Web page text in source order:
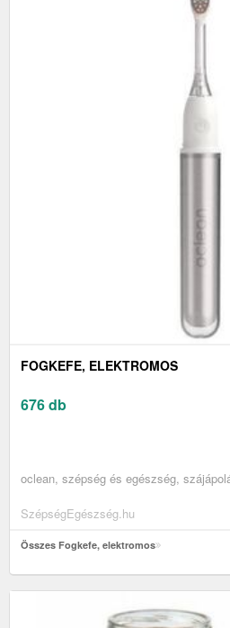
FOGKEFE, ELEKTROMOS
676 db
oclean, szépség és egészség,
SzépségEgészség.hu
Összes Fogkefe, elektromos